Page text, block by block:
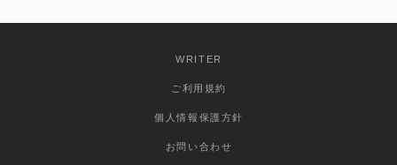
WRITER
ご利用規約
個人情報保護方針
お問い合わせ